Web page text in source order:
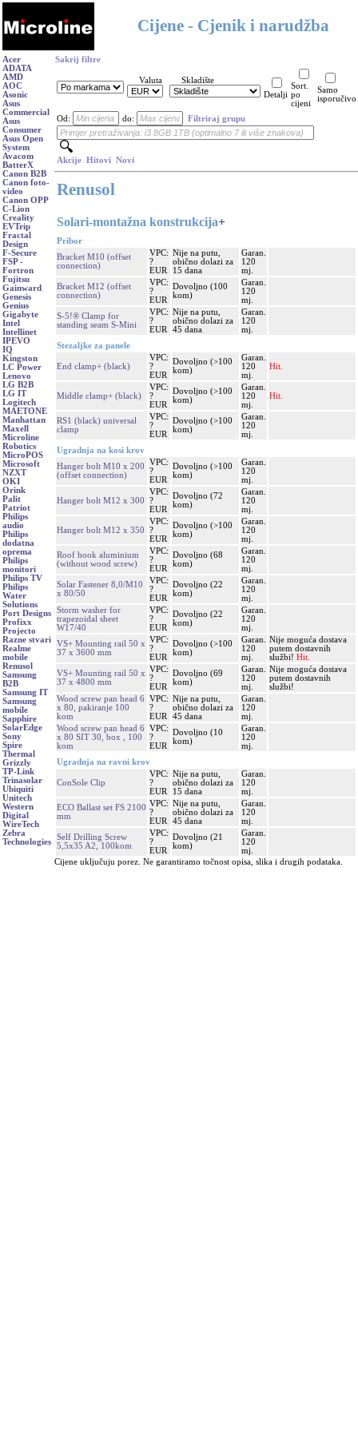
Cijene - Cjenik i narudžba
Acer
ADATA
AMD
AOC
Asonic
Asus
Commercial
Asus
Consumer
Asus Open
System
Avacom
BatterX
Canon B2B
Canon foto-
video
Canon OPP
C-Lion
Creality
EVTrip
Fractal
Design
F-Secure
FSP -
Fortron
Fujitsu
Gainward
Genesis
Genius
Gigabyte
Intel
Intellinet
IPEVO
IQ
Kingston
LC Power
Lenovo
LG B2B
LG IT
Logitech
MAETONE
Manhattan
Maxell
Microline
Robotics
MicroPOS
Microsoft
NZXT
OKI
Orink
Palit
Patriot
Philips
audio
Philips
dodatna
oprema
Philips
monitori
Philips TV
Philips
Water
Solutions
Port Designs
Profixx
Projecto
Razne stvari
Realme
mobile
Renusol
Samsung
B2B
Samsung IT
Samsung
mobile
Sapphire
SolarEdge
Sony
Spire
Thermal
Grizzly
TP-Link
Trinasolar
Ubiquiti
Unitech
Western
Digital
WireTech
Zebra
Technologies
Sakrij filtre
Valuta
Skladište
Detalji
Sort.
po
cijeni
Samo
isporučivo
Od: do: Filtriraj grupu
Akcije Hitovi Novi
Renusol
Solari-montažna konstrukcija+
Pribor
Bracket M10 (offset
connection)
VPC:
?
EUR
Nije na putu,
obično dolazi za
15 dana
Garan.
120
mj.
Bracket M12 (offset
connection)
VPC:
?
EUR
Dovoljno (100
kom)
Garan.
120
mj.
S-5!® Clamp for
standing seam S-Mini
VPC:
?
EUR
Nije na putu,
obično dolazi za
45 dana
Garan.
120
mj.
Stezaljke za panele
End clamp+ (black)
VPC:
?
EUR
Dovoljno (>100
kom)
Garan.
120
mj.
Hit.
Middle clamp+ (black)
VPC:
?
EUR
Dovoljno (>100
kom)
Garan.
120
mj.
Hit.
RS1 (black) universal
clamp
VPC:
?
EUR
Dovoljno (>100
kom)
Garan.
120
mj.
Ugradnja na kosi krov
Hanger bolt M10 x 200
(offset connection)
VPC:
?
EUR
Dovoljno (>100
kom)
Garan.
120
mj.
Hanger bolt M12 x 300
VPC:
?
EUR
Dovoljno (72
kom)
Garan.
120
mj.
Hanger bolt M12 x 350
VPC:
?
EUR
Dovoljno (>100
kom)
Garan.
120
mj.
Roof hook aluminium
(without wood screw)
VPC:
?
EUR
Dovoljno (68
kom)
Garan.
120
mj.
Solar Fastener 8,0/M10
x 80/50
VPC:
?
EUR
Dovoljno (22
kom)
Garan.
120
mj.
Storm washer for
trapezoidal sheet
W17/40
VPC:
?
EUR
Dovoljno (22
kom)
Garan.
120
mj.
VS+ Mounting rail 50 x
37 x 3600 mm
VPC:
?
EUR
Dovoljno (>100
kom)
Garan.
120
mj.
Nije moguća dostava
putem dostavnih
službi! Hit.
VS+ Mounting rail 50 x
37 x 4800 mm
VPC:
?
EUR
Dovoljno (69
kom)
Garan.
120
mj.
Nije moguća dostava
putem dostavnih
službi!
Wood screw pan head 6
x 80, pakiranje 100
kom
VPC:
?
EUR
Nije na putu,
obično dolazi za
45 dana
Garan.
120
mj.
Wood screw pan head 6
x 80 SIT 30, box , 100
kom
VPC:
?
EUR
Dovoljno (10
kom)
Garan.
120
mj.
Ugradnja na ravni krov
ConSole Clip
VPC:
?
EUR
Nije na putu,
obično dolazi za
15 dana
Garan.
120
mj.
ECO Ballast set FS 2100
mm
VPC:
?
EUR
Nije na putu,
obično dolazi za
45 dana
Garan.
120
mj.
Self Drilling Screw
5,5x35 A2, 100kom
VPC:
?
EUR
Dovoljno (21
kom)
Garan.
120
mj.
Cijene uključuju porez. Ne garantiramo točnost opisa, slika i drugih podataka.